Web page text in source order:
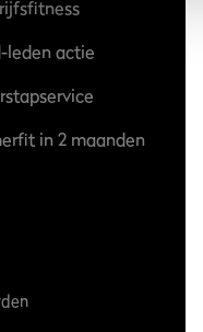
leden actie
in 2 maanden